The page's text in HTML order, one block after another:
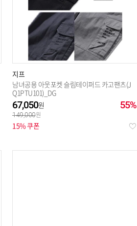
지프
남녀공용 아웃포켓 슬림테이퍼드 카고팬츠(J
Q1PTU101)_DG
55%
67,050
149,000
15% 쿠폰